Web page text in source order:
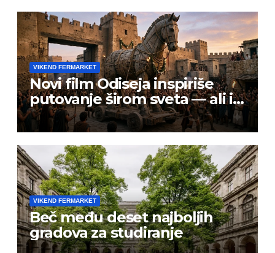
VIKEND FERMARKET
Novi film Odiseja inspiriše
putovanje širom sveta — ali i
prevarante
VIKEND FERMARKET
Beč među deset najboljih
gradova za studiranje